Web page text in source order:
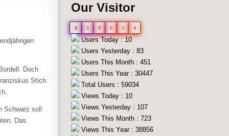
Doch
Stich
Schwarz soll
Das
Our Visitor
0 5 9 0 3 4
Users Today : 10
Users Yesterday : 83
Users This Month : 451
Users This Year : 30447
Total Users : 59034
Views Today : 10
Views Yesterday : 107
Views This Month : 723
Views This Year : 38856